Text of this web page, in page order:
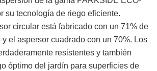
su tecnología de riego eficiente.
circular está fabricado con un 71% de
el aspersor cuadrado con un 70%. Los
resistentes y también
óptimo del jardín para superficies de